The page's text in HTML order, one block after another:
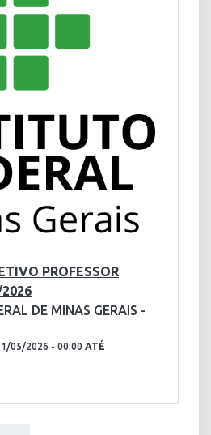
PROFESSOR
DE MINAS GERAIS -
05/2026 - 00:00 ATÉ